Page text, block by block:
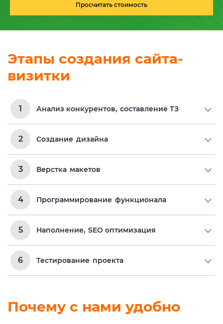
Просчитать стоимость
Этапы создания сайта-
визитки
1 Анализ конкурентов, составление ТЗ
2 Создание дизайна
3 Верстка макетов
4 Программирование функционала
5 Наполнение, SEO оптимизация
6 Тестирование проекта
Почему с нами удобно